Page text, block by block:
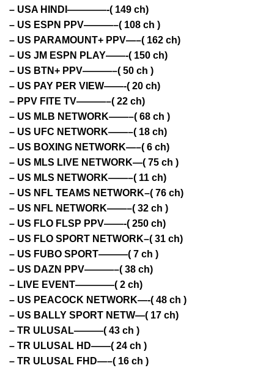
– USA HINDI————-( 149 ch)
– US ESPN PPV———–( 108 ch )
– US PARAMOUNT+ PPV—–( 162 ch)
– US JM ESPN PLAY——-( 150 ch)
– US BTN+ PPV———–( 50 ch )
– US PAY PER VIEW——-( 20 ch)
– PPV FITE TV———–( 22 ch)
– US MLB NETWORK——–( 68 ch )
– US UFC NETWORK——–( 18 ch)
– US BOXING NETWORK—–( 6 ch)
– US MLS LIVE NETWORK—( 75 ch )
– US MLS NETWORK——–( 11 ch)
– US NFL TEAMS NETWORK–( 76 ch)
– US NFL NETWORK——–( 32 ch )
– US FLO FLSP PPV——-( 250 ch)
– US FLO SPORT NETWORK–( 31 ch)
– US FUBO SPORT———( 7 ch )
– US DAZN PPV———–( 38 ch)
– LIVE EVENT————( 2 ch)
– US PEACOCK NETWORK—-( 48 ch )
– US BALLY SPORT NETW—( 17 ch)
– TR ULUSAL———( 43 ch )
– TR ULUSAL HD——( 24 ch )
– TR ULUSAL FHD—–( 16 ch )